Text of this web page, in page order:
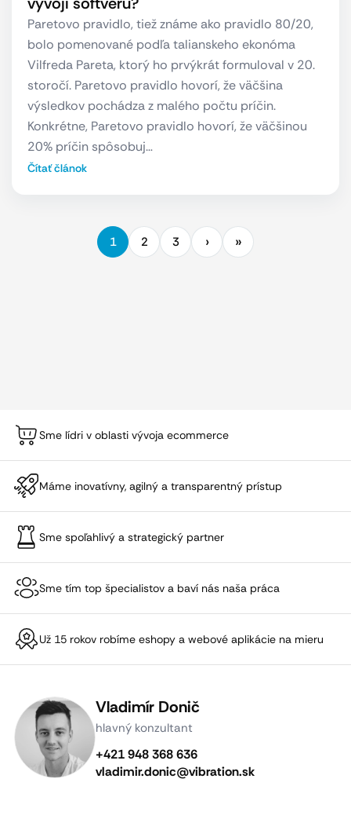
Paretovo pravidlo, tiež známe ako pravidlo 80/20,
bolo pomenované podľa talianskeho ekonóma
Vilfreda Pareta, ktorý ho prvýkrát formuloval v 20.
storočí. Paretovo pravidlo hovorí, že väčšina
výsledkov pochádza z malého počtu príčin.
Konkrétne, Paretovo pravidlo hovorí, že väčšinou
20% príčin spôsobuj…
Čítať článok
1 2 3
Sme lídri v oblasti vývoja ecommerce
Máme inovatívny, agilný a transparentný prístup
Sme spoľahlivý a strategický partner
Sme tím top špecialistov a baví nás naša práca
Už 15 rokov robíme eshopy a webové aplikácie na mieru
Vladimír Donič
hlavný konzultant
+421 948 368 636
vladimir.donic@vibration.sk